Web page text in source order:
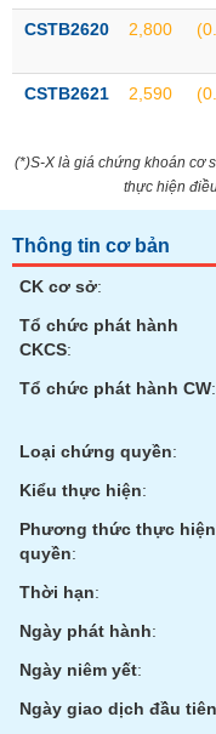
CSTB2620 2,800
CSTB2621 2,590
(*)S-X là giá chứng khoán cơ
thực hiện
Thông tin cơ bản
CK cơ sở:
Tổ chức phát hành
CKCS:
Tổ chức phát hành CW:
Loại chứng quyền:
Kiểu thực hiện:
Phương thức thực hiện
quyền:
Thời hạn:
Ngày phát hành:
Ngày niêm yết:
Ngày giao dịch đầu tiên
chứng
khoán
Tất cả Cổ phiếu
đạo
(-)
Tất cả Người nội bộ
Tin
Bài
của
tác
(-)
Báo
phân